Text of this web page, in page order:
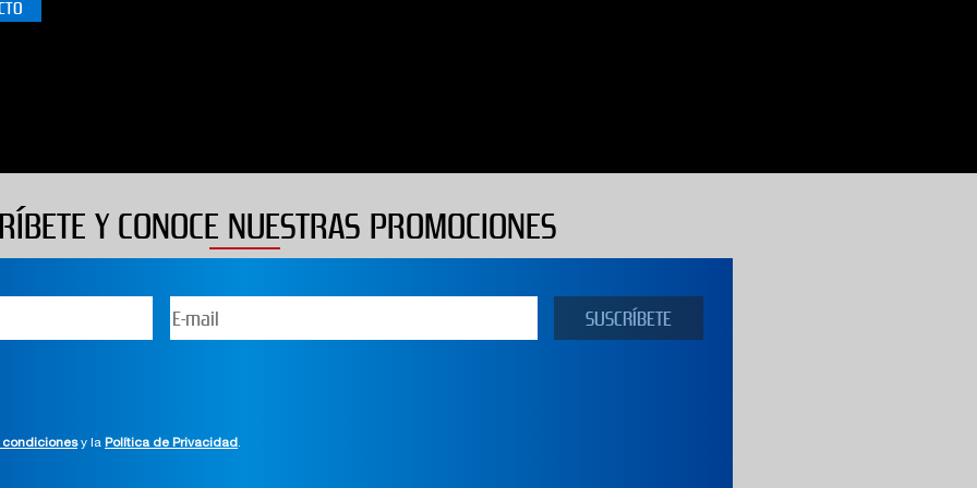
Y CONOCE NUESTRAS PROMOCIONES
condicionesy la Política de Privacidad.